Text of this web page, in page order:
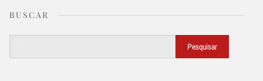
BUSCAR
Pesquisar